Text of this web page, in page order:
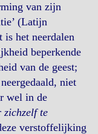
van zijn
(Latijn
het neerdalen
beperkende
van de geest;
niet
wel in de
zichzelf te
verstoffelijking